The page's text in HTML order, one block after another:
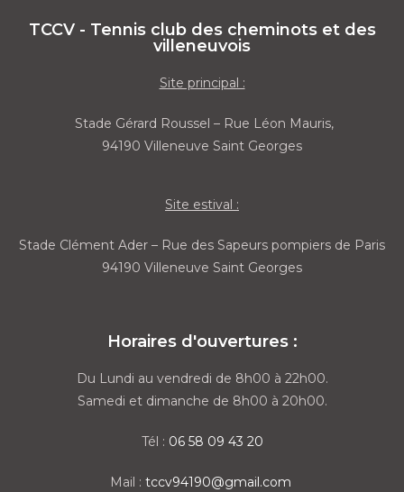
TCCV - Tennis club des cheminots et des
villeneuvois
Site principal :
Stade Gérard Roussel – Rue Léon Mauris,
94190 Villeneuve Saint Georges
Site estival :
Stade Clément Ader – Rue des Sapeurs pompiers de Paris
94190 Villeneuve Saint Georges
Horaires d'ouvertures :
Du Lundi au vendredi de 8h00 à 22h00.
Samedi et dimanche de 8h00 à 20h00.
Tél : 06 58 09 43 20
Mail : tccv94190@gmail.com